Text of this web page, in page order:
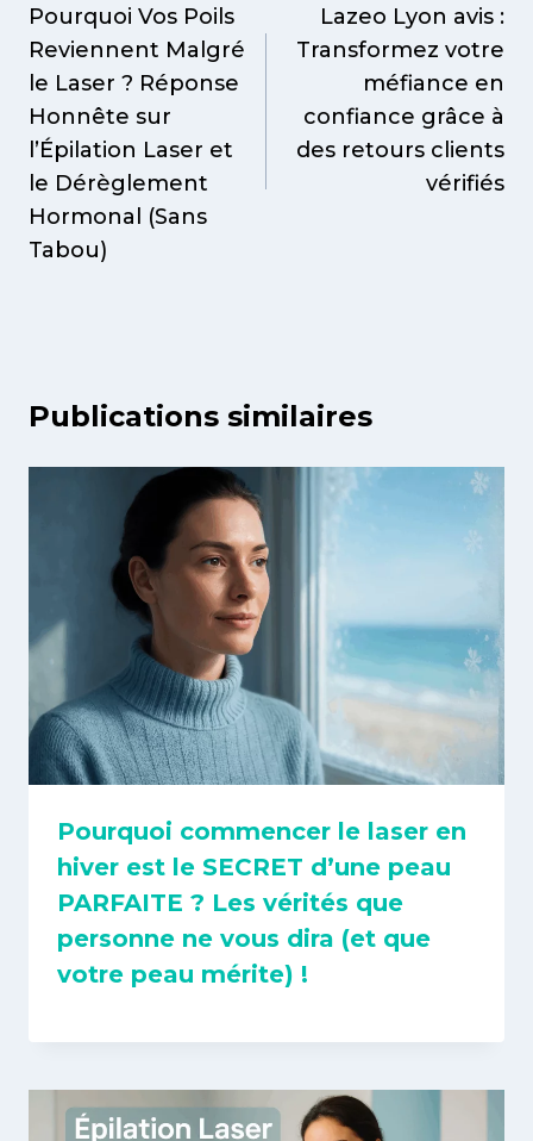
de
l’article
Pourquoi Vos Poils
Reviennent Malgré
le Laser ? Réponse
Honnête sur
l’Épilation Laser et
le Dérèglement
Hormonal (Sans
Tabou)
Lazeo Lyon avis :
Transformez votre
méfiance en
confiance grâce à
des retours clients
vérifiés
Publications similaires
Pourquoi commencer le laser en
hiver est le SECRET d’une peau
PARFAITE ? Les vérités que
personne ne vous dira (et que
votre peau mérite) !